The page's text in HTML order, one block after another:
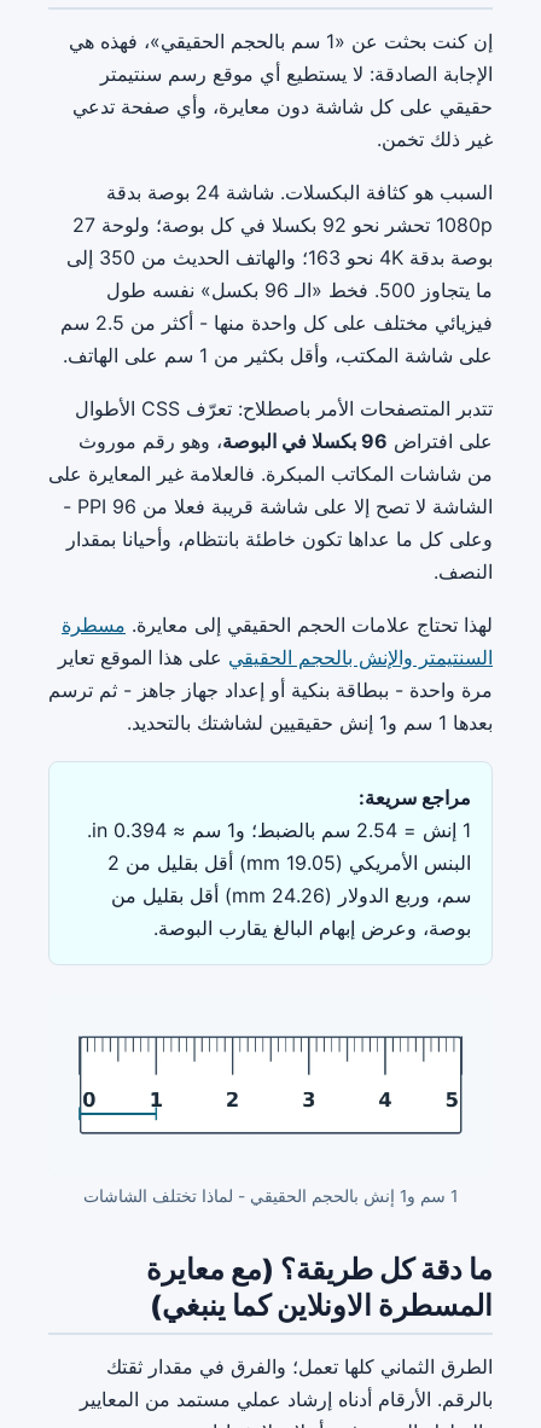
إن كنت بحثت عن «1 سم بالحجم الحقيقي»، فهذه هي
الإجابة الصادقة: لا يستطيع أي موقع رسم سنتيمتر
حقيقي على كل شاشة دون معايرة، وأي صفحة تدعي
غير ذلك تخمن.
السبب هو كثافة البكسلات. شاشة 24 بوصة بدقة
1080p تحشر نحو 92 بكسلا في كل بوصة؛ ولوحة 27
بوصة بدقة 4K نحو 163؛ والهاتف الحديث من 350 إلى
ما يتجاوز 500. فخط «الـ 96 بكسل» نفسه طول
فيزيائي مختلف على كل واحدة منها - أكثر من 2.5 سم
على شاشة المكتب، وأقل بكثير من 1 سم على الهاتف.
تتدبر المتصفحات الأمر باصطلاح: تعرّف CSS الأطوال
على افتراض 96 بكسلا في البوصة
، وهو رقم موروث
من شاشات المكاتب المبكرة. فالعلامة غير المعايرة على
الشاشة لا تصح إلا على شاشة قريبة فعلا من 96 PPI -
وعلى كل ما عداها تكون خاطئة بانتظام، وأحيانا بمقدار
النصف.
لهذا تحتاج علامات الحجم الحقيقي إلى معايرة. مسطرة
السنتيمتر والإنش بالحجم الحقيقي على هذا الموقع تعاير
مرة واحدة - ببطاقة بنكية أو إعداد جهاز جاهز - ثم ترسم
بعدها 1 سم و1 إنش حقيقيين لشاشتك بالتحديد.
مراجع سريعة:
1 إنش = 2.54 سم بالضبط؛ و1 سم ≈ 0.394 in.
البنس الأمريكي (19.05 mm) أقل بقليل من 2
سم، وربع الدولار (24.26 mm) أقل بقليل من
بوصة، وعرض إبهام البالغ يقارب البوصة.
1 سم و1 إنش بالحجم الحقيقي - لماذا تختلف الشاشات
ما دقة كل طريقة؟ (مع معايرة
المسطرة الاونلاين كما ينبغي)
الطرق الثماني كلها تعمل؛ والفرق في مقدار ثقتك
بالرقم. الأرقام أدناه إرشاد عملي مستمد من المعايير